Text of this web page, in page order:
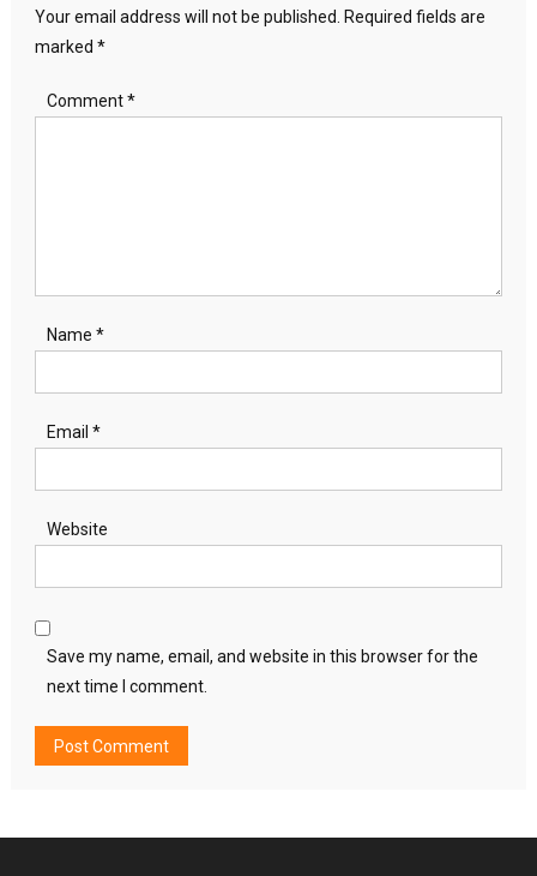
Your email address will not be published.
Required fields are
marked *
Comment*
Name *
Email *
Website
Save my name, email, and website in this browser for the
next time I comment.